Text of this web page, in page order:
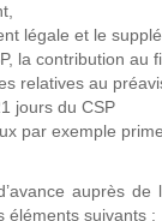
légale et le
la contribution
relatives au
jours du CSP
par exemple
auprès
éléments suivants :